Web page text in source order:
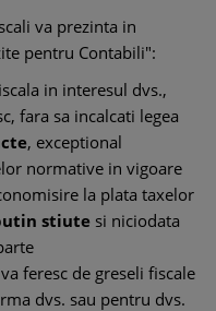
va prezinta in
pentru Contabili":
in interesul dvs.,
fara sa incalcati legea
, exceptional
normative in vigoare
la plata taxelor
stiute si niciodata
feresc de greseli fiscale
dvs. sau pentru dvs.